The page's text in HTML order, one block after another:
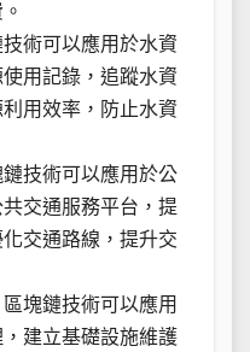
技術可以應用於水資
用記錄，追蹤水資
用效率，防止水資
鏈技術可以應用於公
交通服務平台，提
交通路線，提升交
區塊鏈技術可以應用
建立基礎設施維護